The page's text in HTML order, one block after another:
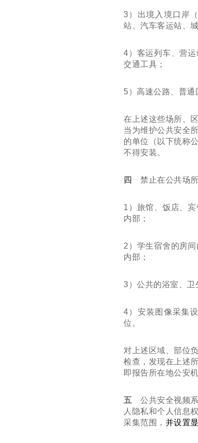
3）出境入境口岸
站、汽车客运站、
4）客运列车、营
交通工具；
5）高速公路、普通
在上述这些场所、
当为维护公共安全
的单位（以下统称
不得安装。
四 禁止在公共场所
1 ）旅馆、饭店、
内部；
2 ）学生宿舍的房
内部；
3）公共的浴室、卫
4）安装图像采集
位。
对上述区域、部位
检查，发现在上述
即报告所在地公安
五 公共安全视频
人隐私和个人信息
采集范围， 并设置